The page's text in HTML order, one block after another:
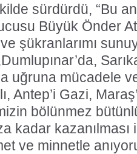
sürdürdü, “Bu
Büyük Önder
şükranlarımı
uğruna mücadele
Antep’i Gazi,
bölünmez
kadar
ve minnetle